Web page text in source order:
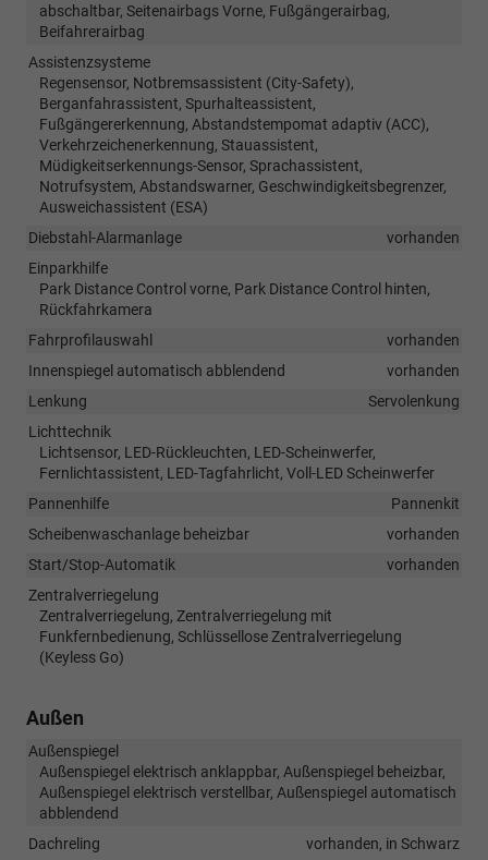
abschaltbar, Seitenairbags Vorne, Fußgängerairbag,
Beifahrerairbag
Assistenzsysteme
Regensensor, Notbremsassistent (City-Safety),
Berganfahrassistent, Spurhalteassistent,
Fußgängererkennung, Abstandstempomat adaptiv (ACC),
Verkehrzeichenerkennung, Stauassistent,
Müdigkeitserkennungs-Sensor, Sprachassistent,
Notrufsystem, Abstandswarner, Geschwindigkeitsbegrenzer,
Ausweichassistent (ESA)
Diebstahl-Alarmanlage
vorhanden
Einparkhilfe
Park Distance Control vorne, Park Distance Control hinten,
Rückfahrkamera
Fahrprofilauswahl
vorhanden
Innenspiegel automatisch abblendend
vorhanden
Lenkung
Servolenkung
Lichttechnik
Lichtsensor, LED-Rückleuchten, LED-Scheinwerfer,
Fernlichtassistent, LED-Tagfahrlicht, Voll-LED Scheinwerfer
Pannenhilfe
Pannenkit
Scheibenwaschanlage beheizbar
vorhanden
Start/Stop-Automatik
vorhanden
Zentralverriegelung
Zentralverriegelung, Zentralverriegelung mit
Funkfernbedienung, Schlüssellose Zentralverriegelung
(Keyless Go)
Außen
Außenspiegel
Außenspiegel elektrisch anklappbar, Außenspiegel beheizbar,
Außenspiegel elektrisch verstellbar, Außenspiegel automatisch
abblendend
Dachreling
vorhanden, in Schwarz